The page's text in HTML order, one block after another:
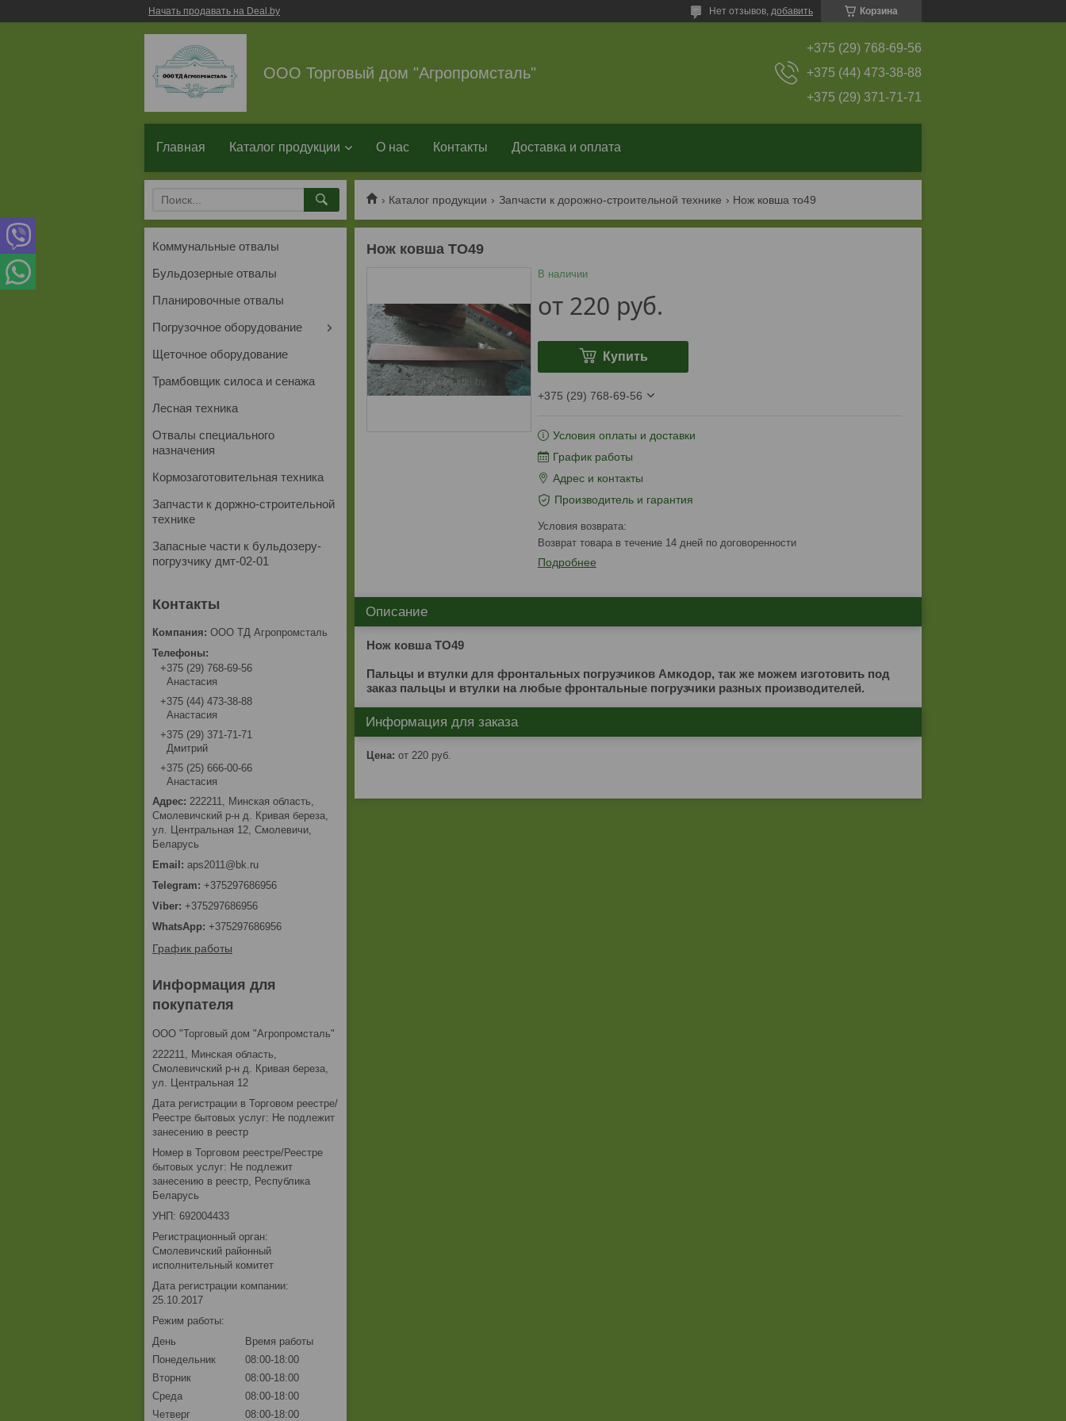
Начать продавать на Deal.by Корзина
Нет отзывов, добавить
ООО Торговый дом "Агропромсталь"
+375 (29) 768-69-56
+375 (44) 473-38-88
+375 (29) 371-71-71
Главная Каталог продукции О нас Контакты Доставка и оплата
Каталог продукции Запчасти к дорожно-строительной технике Нож ковша то49
Нож ковша ТО49
В наличии
от 220 руб.
Купить
+375 (29) 768-69-56
Условия оплаты и доставки
График работы
Адрес и контакты
Производитель и гарантия
возврат товара в течение 14 дней по договоренности
Подробнее
Описание
Нож ковша ТО49
Пальцы и втулки для фронтальных погрузчиков Амкодор, так же можем изготовить под
заказ пальцы и втулки на любые фронтальные погрузчики разных производителей.
Информация для заказа
Цена: от 220 руб.
Коммунальные отвалы
Бульдозерные отвалы
Планировочные отвалы
Погрузочное оборудование
Щеточное оборудование
Трамбовщик силоса и сенажа
Лесная техника
Отвалы специального
назначения
Кормозаготовительная техника
Запчасти к доржно-строительной
технике
Запасные части к бульдозеру-
погрузчику дмт-02-01
ООО ТД Агропромсталь
+375 (29) 768-69-56
Анастасия
+375 (44) 473-38-88
Анастасия
+375 (29) 371-71-71
Дмитрий
+375 (25) 666-00-66
Анастасия
222211, Минская область,
Смолевичский р-н д. Кривая береза,
ул. Центральная 12, Смолевичи,
Беларусь
aps2011@bk.ru
+375297686956
+375297686956
+375297686956
График работы
Информация для
покупателя
ООО "Торговый дом "Агропромсталь"
222211, Минская область,
Смолевичский р-н д. Кривая береза,
ул. Центральная 12
Дата регистрации в Торговом реестре/
Реестре бытовых услуг: Не подлежит
занесению в реестр
Номер в Торговом реестре/Реестре
бытовых услуг: Не подлежит
занесению в реестр, Республика
Беларусь
УНП: 692004433
Регистрационный орган:
Смолевичский районный
исполнительный комитет
Дата регистрации компании:
25.10.2017
Режим работы:
День
Время работы
Понедельник
08:00-18:00
Вторник
08:00-18:00
Среда
08:00-18:00
Четверг
08:00-18:00